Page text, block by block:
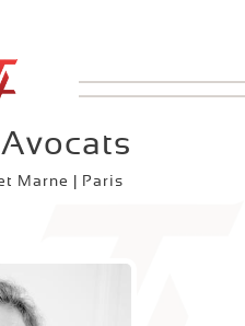
Marne | Paris